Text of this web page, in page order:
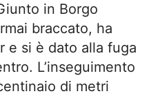
in Borgo
braccato, ha
e si è dato alla fuga
L’inseguimento
di metri